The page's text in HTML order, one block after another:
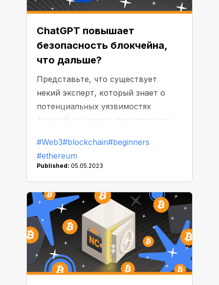
ChatGPT повышает
безопасность блокчейна,
что дальше?
Представьте, что существует
некий эксперт, который знает о
потенциальных уязвимостях
блокчейна и может предупредить
также умеет анализировать более
ранние паттерны и указывать на
невозможно? Не тут-то было.
Недавно в криптосообществе
получил известность чат-бот на
базе искусственного интеллекта,
который может выявлять
уязвимости в смарт-контрактах.
#Web3#blockchain#beginners
#ethereum
Published: 05.05.2023